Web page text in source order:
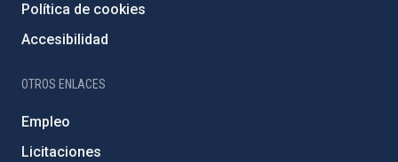
Política de cookies
Accesibilidad
OTROS ENLACES
Empleo
Licitaciones